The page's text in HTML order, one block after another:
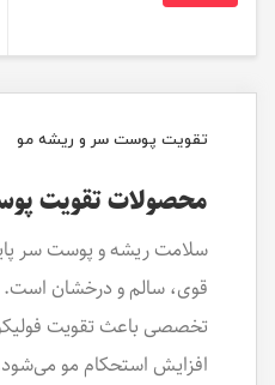
تقویت پوست سر و ریشه مو
محصولات تقویت
سلامت ریشه و پوست سر
قوی، سالم و درخشان است.
تخصصی باعث تقویت
افزایش استحکام مو